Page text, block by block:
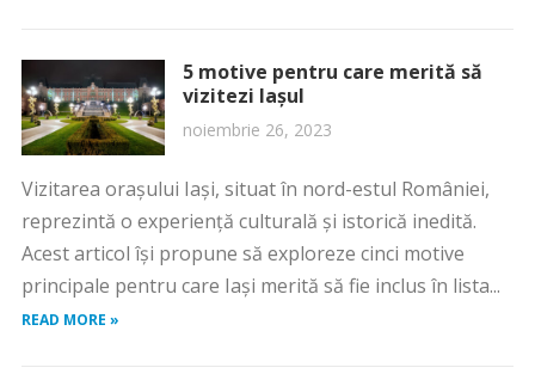
5 motive pentru care merită să
vizitezi Iașul
noiembrie 26, 2023
Vizitarea orașului Iași, situat în nord-estul României,
reprezintă o experiență culturală și istorică inedită.
Acest articol își propune să exploreze cinci motive
principale pentru care Iași merită să fie inclus în lista...
READ MORE »